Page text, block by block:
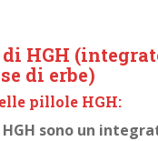
HGH
di erbe)
pillole HGH:
sono un